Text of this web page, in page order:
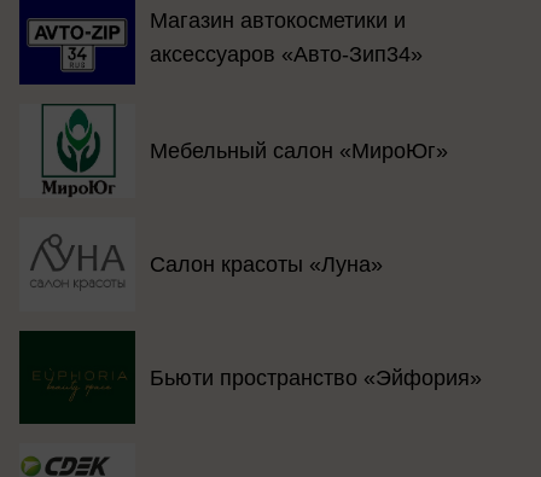
Магазин автокосметики и
аксессуаров «Авто-Зип34»
Мебельный салон «МироЮг»
Салон красоты «Луна»
Бьюти пространство «Эйфория»